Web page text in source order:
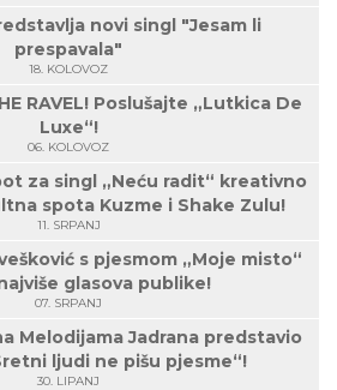
novi singl "Jesam li
prespavala"
18. KOLOVOZ
RAVEL! Poslušajte „Lutkica De
Luxe“!
06. KOLOVOZ
za singl „Neću radit“ kreativno
spota Kuzme i Shake Zulu!
11. SRPANJ
s pjesmom „Moje misto“
glasova publike!
07. SRPANJ
Melodijama Jadrana predstavio
ljudi ne pišu pjesme“!
30. LIPANJ